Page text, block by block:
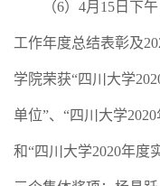
（6） 4月 15 日下
工作年度总结表彰及
学院荣获“四川大学
单位”、“四川大学2020
和“四川大学2020年度